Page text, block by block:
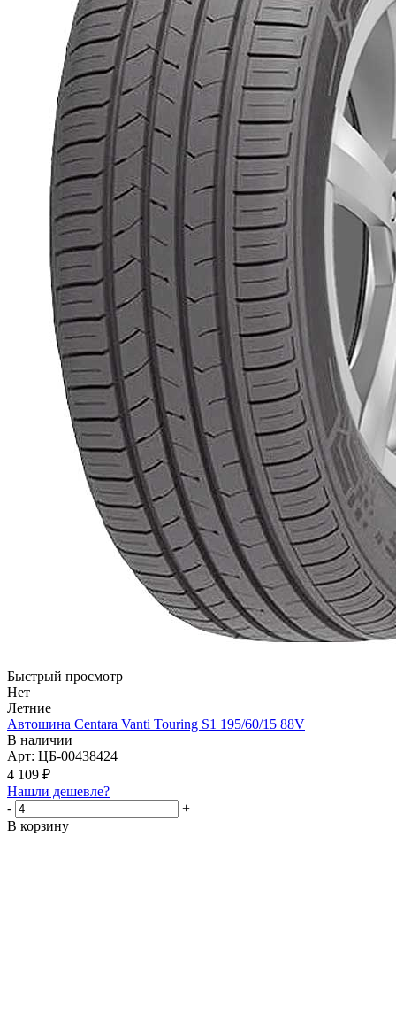
Быстрый просмотр
Нет
Летние
Автошина Centara Vanti Touring S1 195/60/15 88V
В наличии
Арт: ЦБ-00438424
4 109 ₽
Нашли дешевле?
-
+
В корзину